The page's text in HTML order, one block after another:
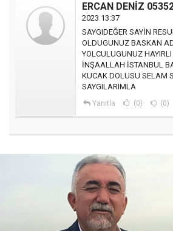
ERCAN DENİZ
2023 13:37
SAYGIDEĞER SAYİN
OLDUGUNUZ BASKAN
YOLCULUGUNUZ
İNŞAALLAH İSTANBUL
KUCAK DOLUSU SELAM
SAYGILARIMLA
Yanıtla (0) (0)